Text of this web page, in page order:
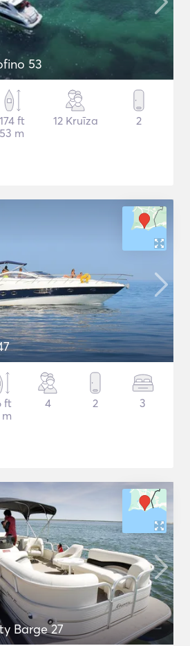
53
174 ft
53 m
12 Kruīza 2
ft
m
4 2 3
Barge 27